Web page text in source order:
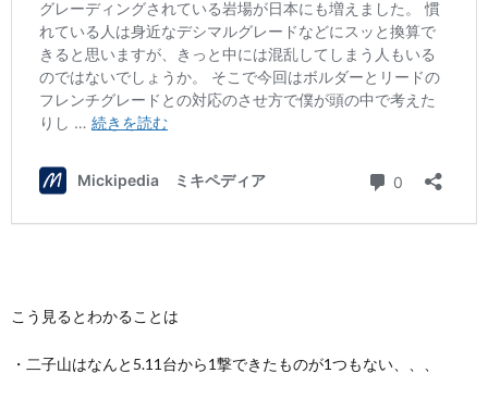
こう見るとわかることは
・二子山はなんと5.11台から1撃できたものが1つもない、、、